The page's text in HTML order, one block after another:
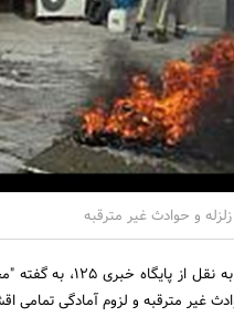
زلزله و حوادث غیر مترقبه